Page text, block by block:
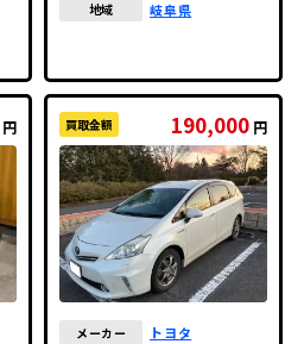
地域 岐阜県
円 買取金額 190,000 円
メーカー トヨタ